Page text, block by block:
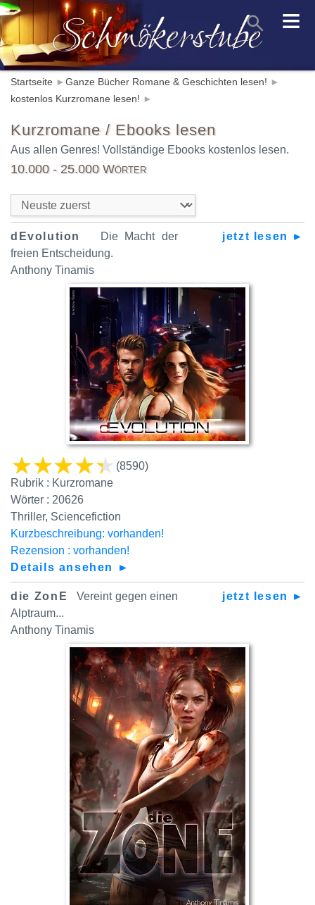
Startseite ► Ganze Bücher Romane & Geschichten lesen! ►
kostenlos Kurzromane lesen! ►
Kurzromane / Ebooks lesen
Aus allen Genres! Vollständige Ebooks kostenlos lesen.
10.000 - 25.000 Wörter
jetzt lesen ►
dEvolution
Die Macht der
freien Entscheidung.
Anthony Tinamis
(8590)
Rubrik : Kurzromane
Wörter : 20626
Thriller, Sciencefiction
Kurzbeschreibung: vorhanden!
Rezension : vorhanden!
Details ansehen ►
jetzt lesen ►
die ZonE
Vereint gegen einen
Alptraum...
Anthony Tinamis
≡